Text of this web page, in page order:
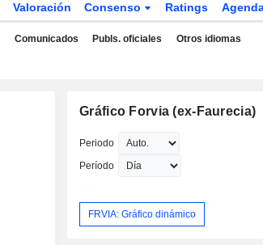
Valoración Consenso Ratings
Comunicados Publs. oficiales Otros idiomas
Gráfico Forvia (ex-Faurecia)
Periodo
Período
FRVIA: Gráfico dinámico